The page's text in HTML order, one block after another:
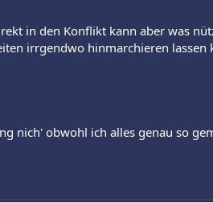
in den Konflikt kann aber was
irrgendwo hinmarchieren lassen
nich' obwohl ich alles genau so